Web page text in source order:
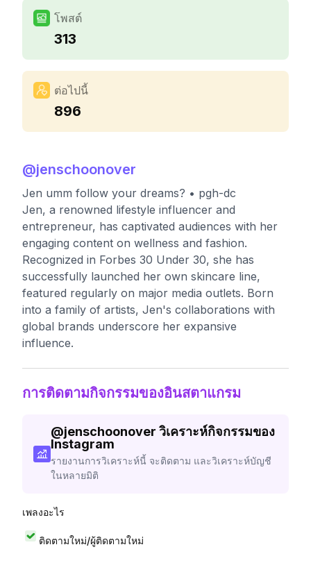
โพสต์
313
ต่อไปนี้
896
@jenschoonover
Jen umm follow your dreams? • pgh-dc
Jen, a renowned lifestyle influencer and
entrepreneur, has captivated audiences with her
engaging content on wellness and fashion.
Recognized in Forbes 30 Under 30, she has
successfully launched her own skincare line,
featured regularly on major media outlets. Born
into a family of artists, Jen's collaborations with
global brands underscore her expansive
influence.
การติดตามกิจกรรมของอินสตาแกรม
@jenschoonover วิเคราะห์กิจกรรมของ
Instagram
รายงานการวิเคราะห์นี้ จะติดตาม และวิเคราะห์บัญชี
ในหลายมิติ
เพลงอะไร
ติดตามใหม่/ผู้ติดตามใหม่